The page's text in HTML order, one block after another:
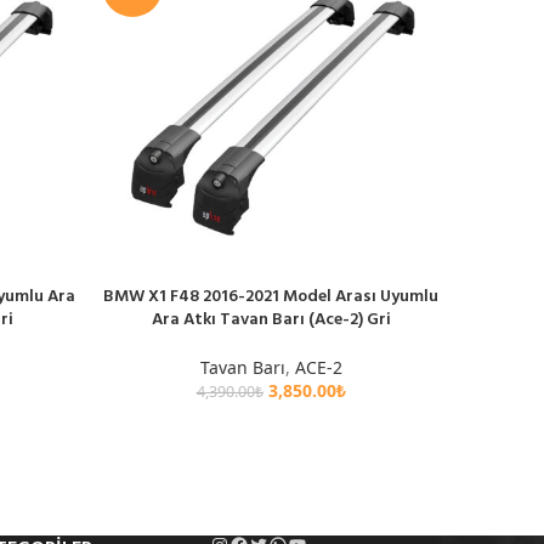
Ara
SEPETE EKLE
BMW X1 F48 2016-2021 Model Arası Uyumlu
Ara Atkı Tavan Barı (Ace-2) Gri
Tavan Barı, ACE-2
4,390.00₺ 3,850.00₺